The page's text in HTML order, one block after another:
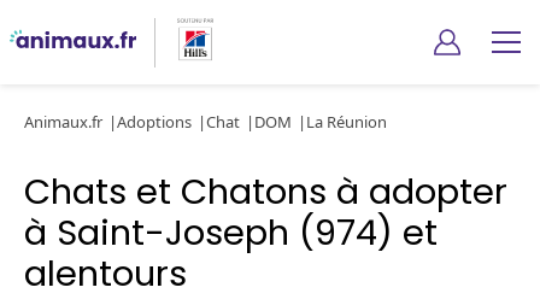
Animaux.fr Adoptions Chat DOM La Réunion
Chats et Chatons à adopter
à Saint-Joseph (974) et
alentours